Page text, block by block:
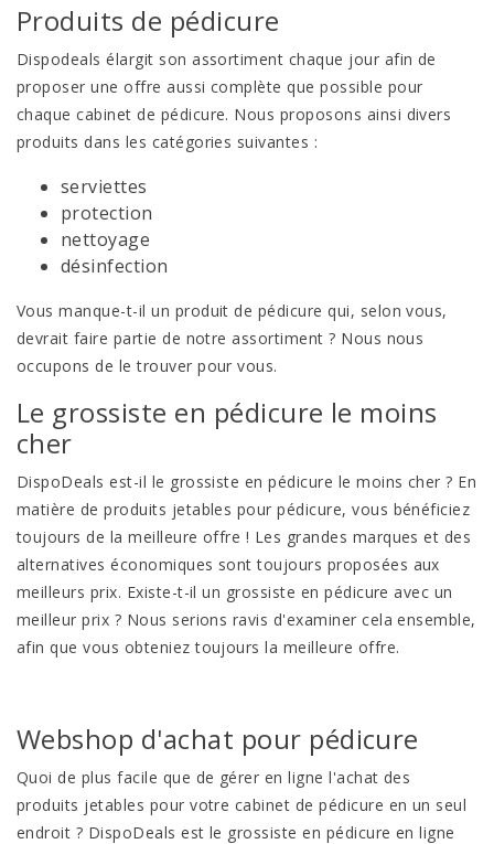
Produits de pédicure
Dispodeals élargit son assortiment chaque jour afin de
proposer une offre aussi complète que possible pour
chaque cabinet de pédicure. Nous proposons ainsi divers
produits dans les catégories suivantes :
serviettes
protection
nettoyage
désinfection
Vous manque-t-il un produit de pédicure qui, selon vous,
devrait faire partie de notre assortiment ? Nous nous
occupons de le trouver pour vous.
Le grossiste en pédicure le moins
cher
DispoDeals est-il le grossiste en pédicure le moins cher ? En
matière de produits jetables pour pédicure, vous bénéficiez
toujours de la meilleure offre ! Les grandes marques et des
alternatives économiques sont toujours proposées aux
meilleurs prix. Existe-t-il un grossiste en pédicure avec un
meilleur prix ? Nous serions ravis d'examiner cela ensemble,
afin que vous obteniez toujours la meilleure offre.
Webshop d'achat pour pédicure
Quoi de plus facile que de gérer en ligne l'achat des
produits jetables pour votre cabinet de pédicure en un seul
endroit ? DispoDeals est le grossiste en pédicure en ligne